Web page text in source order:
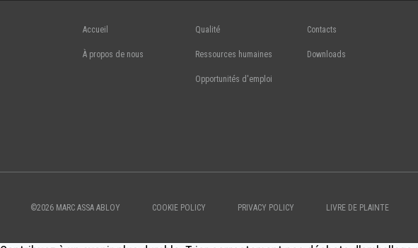
Accueil
À propos de nous
Qualité
Ressources humaines
Opportunités d'emploi
Contacts
Downloads
©2026 MARC ASSA ABLOY COOKIE POLICY PRIVACY POLICY LIVRE DE PLAINTE